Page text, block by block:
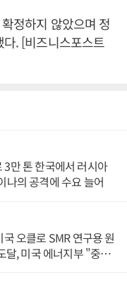
정하지 않았으며 정
. [비즈니스포스트
만 톤 한국에서 러시아
나의 공격에 수요 늘어
오클로 SMR 연구용 원
달, 미국 에너지부 "중요